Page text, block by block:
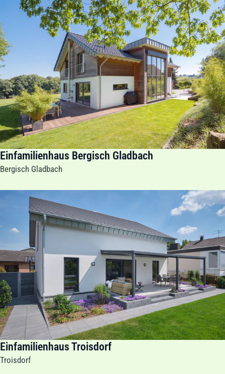
Einfamilienhaus Bergisch Gladbach
Bergisch Gladbach
Einfamilienhaus Troisdorf
Troisdorf